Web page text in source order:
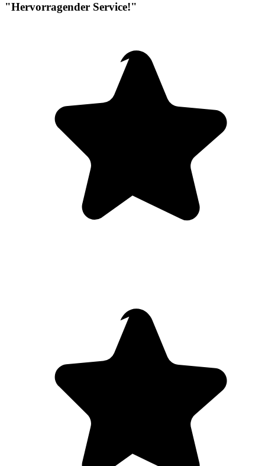
"Hervorragender Service!"